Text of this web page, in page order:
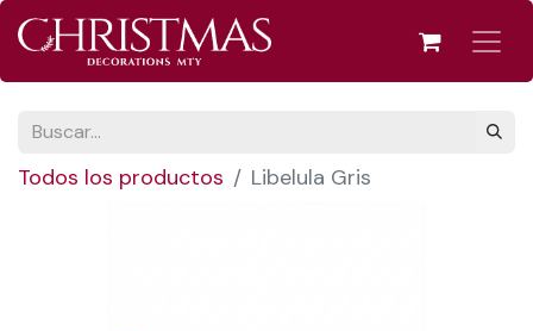
Todos los productos Libelula Gris